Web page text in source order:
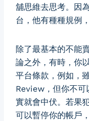
舖思維去思考。因
台，他有種種規例
除了最基本的不能
論之外，有時，你
平台條款，例如，
Review，但你不可
實就會中伏。若果
可以暫停你的帳戶